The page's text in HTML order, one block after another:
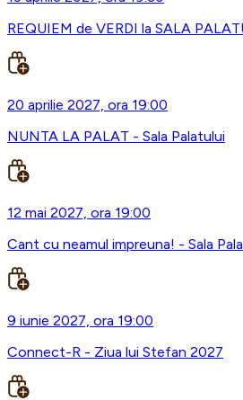
REQUIEM de VERDI la SALA
20 aprilie 2027, ora 19:00
NUNTA LA PALAT - Sala Palatului
12 mai 2027, ora 19:00
Cant cu neamul impreuna! - Sala
9 iunie 2027, ora 19:00
Connect-R - Ziua lui Stefan 2027